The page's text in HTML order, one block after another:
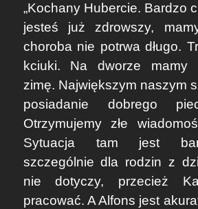
„Kochany Hubercie. Bardzo
jesteś już zdrowszy,
choroba nie potrwa długo.
kciuki. Na dworze mamy
zimę. Największym naszym
posiadanie dobrego
Otrzymujemy złe
Sytuacja tam jest
szczególnie dla rodzin z
nie dotyczy, przecież
pracować. A Alfons jest